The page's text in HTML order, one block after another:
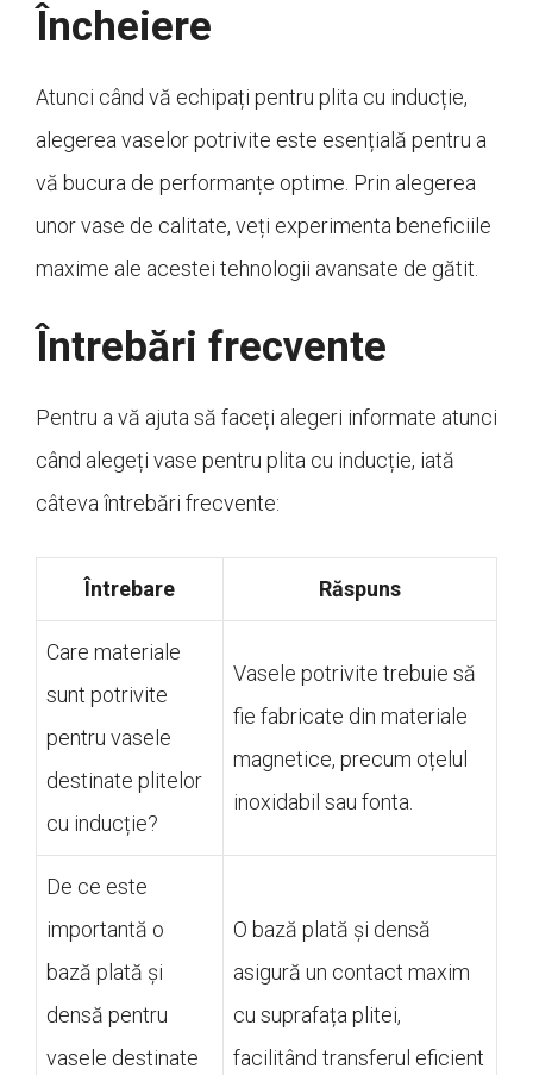
Încheiere
Atunci când vă echipați pentru plita cu inducție,
alegerea vaselor potrivite este esențială pentru a
vă bucura de performanțe optime. Prin alegerea
unor vase de calitate, veți experimenta beneficiile
maxime ale acestei tehnologii avansate de gătit.
Întrebări frecvente
Pentru a vă ajuta să faceți alegeri informate atunci
când alegeți vase pentru plita cu inducție, iată
câteva întrebări frecvente:
Întrebare Răspuns
Care materiale
sunt potrivite
pentru vasele
destinate plitelor
cu inducție?
Vasele potrivite trebuie să
fie fabricate din materiale
magnetice, precum oțelul
inoxidabil sau fonta.
De ce este
importantă o
bază plată și
densă pentru
vasele destinate
O bază plată și densă
asigură un contact maxim
cu suprafața plitei,
facilitând transferul eficient